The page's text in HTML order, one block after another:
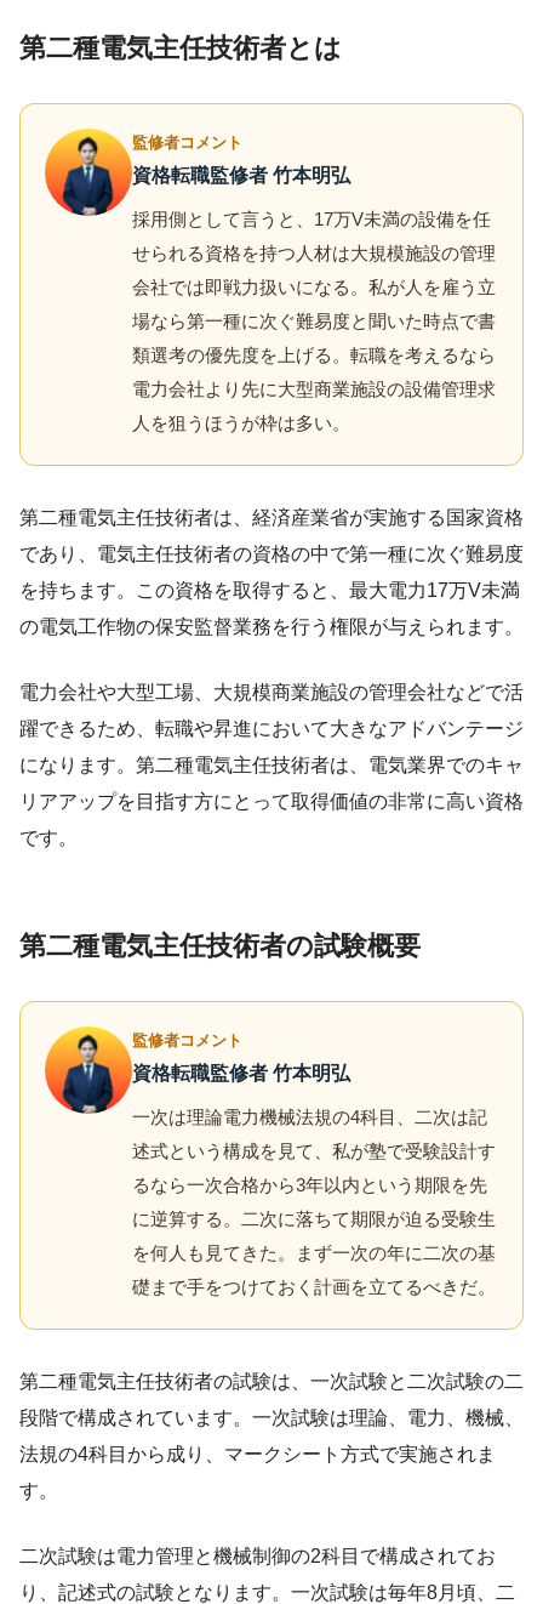
第二種電気主任技術者とは
監修者コメント
資格転職監修者 竹本明弘
採用側として言うと、17万V未満の設備を任
せられる資格を持つ人材は大規模施設の管理
会社では即戦力扱いになる。私が人を雇う立
場なら第一種に次ぐ難易度と聞いた時点で書
類選考の優先度を上げる。転職を考えるなら
電力会社より先に大型商業施設の設備管理求
人を狙うほうが枠は多い。
第二種電気主任技術者は、経済産業省が実施する国家資格
であり、電気主任技術者の資格の中で第一種に次ぐ難易度
を持ちます。この資格を取得すると、最大電力17万V未満
の電気工作物の保安監督業務を行う権限が与えられます。
電力会社や大型工場、大規模商業施設の管理会社などで活
躍できるため、転職や昇進において大きなアドバンテージ
になります。第二種電気主任技術者は、電気業界でのキャ
リアアップを目指す方にとって取得価値の非常に高い資格
です。
第二種電気主任技術者の試験概要
監修者コメント
資格転職監修者 竹本明弘
一次は理論電力機械法規の4科目、二次は記
述式という構成を見て、私が塾で受験設計す
るなら一次合格から3年以内という期限を先
に逆算する。二次に落ちて期限が迫る受験生
を何人も見てきた。まず一次の年に二次の基
礎まで手をつけておく計画を立てるべきだ。
第二種電気主任技術者の試験は、一次試験と二次試験の二
段階で構成されています。一次試験は理論、電力、機械、
法規の4科目から成り、マークシート方式で実施されま
す。
二次試験は電力管理と機械制御の2科目で構成されてお
り、記述式の試験となります。一次試験は毎年8月頃、二